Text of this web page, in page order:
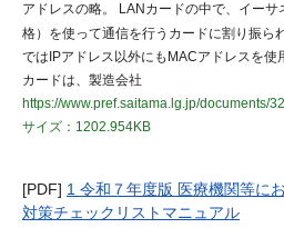
アドレスの略。 LANカードの中で、イー
格）を使って通信を行うカードに割り振ら
ではIPアドレス以外にもMACアドレスを使
カードは、製造会社
https://www.pref.saitama.lg.jp/documents/
サイズ：1202.954KB
[PDF] 1 令和７年度版 医療機関等に
対策チェックリストマニュアル